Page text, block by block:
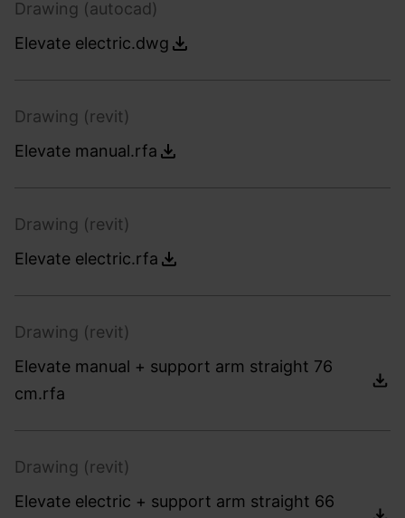
Drawing (autocad)
Elevate electric.dwg
Drawing (revit)
Elevate manual.rfa
Drawing (revit)
Elevate electric.rfa
Drawing (revit)
Elevate manual + support arm straight 76
cm.rfa
Drawing (revit)
Elevate electric + support arm straight 66